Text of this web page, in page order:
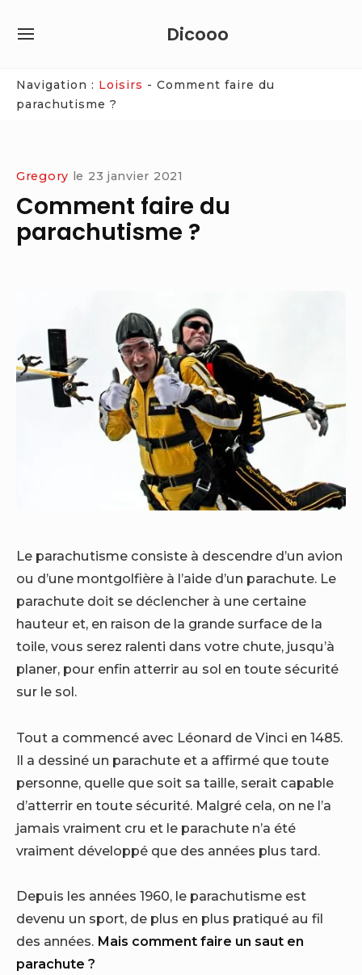
Dicooo
SITE
Navigation : Loisirs - Comment faire du
parachutisme ?
Gregory le 23 janvier 2021
Comment faire du
parachutisme ?
Le parachutisme consiste à descendre d’un avion
ou d’une montgolfière à l’aide d’un parachute. Le
parachute doit se déclencher à une certaine
hauteur et, en raison de la grande surface de la
toile, vous serez ralenti dans votre chute, jusqu’à
planer, pour enfin atterrir au sol en toute sécurité
sur le sol.
Tout a commencé avec Léonard de Vinci en 1485.
Il a dessiné un parachute et a affirmé que toute
personne, quelle que soit sa taille, serait capable
d’atterrir en toute sécurité. Malgré cela, on ne l’a
jamais vraiment cru et le parachute n’a été
vraiment développé que des années plus tard.
Depuis les années 1960, le parachutisme est
devenu un sport, de plus en plus pratiqué au fil
des années. Mais comment faire un saut en
parachute ?